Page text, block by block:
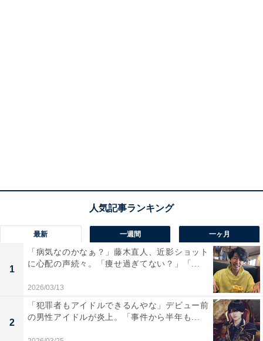
最新 一週間 一ヶ月
1
「病気なのかなぁ？」藤木直人、近影ショット
に心配の声続々。「痩せ過ぎてない？」「...
2026/03/13
2
「犯罪者もアイドルできるんやな」デビュー前
の男性アイドルが炎上。「事件から半年も...